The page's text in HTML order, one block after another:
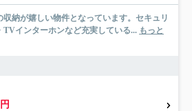
納が嬉しい物件となっています。セキュリ
TVインターホンなど充実している... もっと